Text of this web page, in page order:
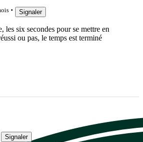
Signaler
les six secondes pour se mettre en
ou pas, le temps est terminé
Signaler